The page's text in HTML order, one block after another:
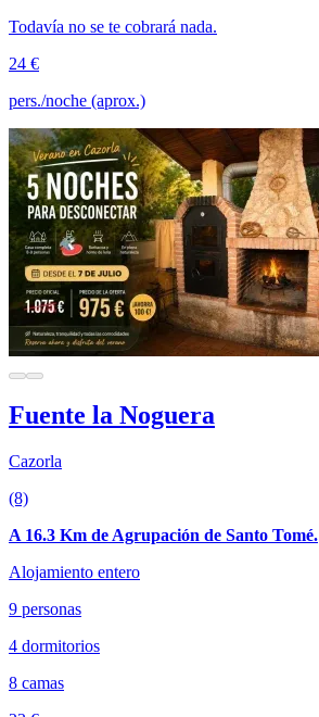
Todavía no se te cobrará nada.
24 €
pers./noche (aprox.)
Fuente la Noguera
Cazorla
(8)
A 16.3 Km de Agrupación de Santo Tomé.
Alojamiento entero
9 personas
4 dormitorios
8 camas